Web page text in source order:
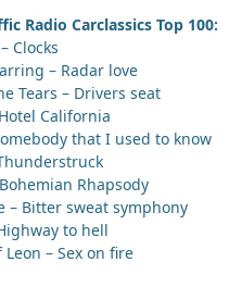
Radio Carclassics Top 100:
Clocks
– Radar love
Tears – Drivers seat
California
that I used to know
Rhapsody
– Bitter sweat symphony
to hell
Leon – Sex on fire